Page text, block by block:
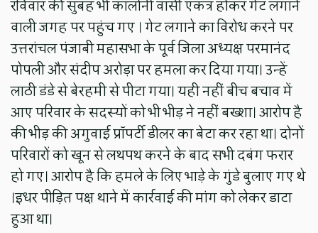
रविवार की सुबह भी कॉलोनी वासी एकत्र होकर गेट लगाने
वाली जगह पर पहुंच गए । गेट लगाने का विरोध करने पर
उत्तरांचल पंजाबी महासभा के पूर्व जिला अध्यक्ष परमानंद
पोपली और संदीप अरोड़ा पर हमला कर दिया गया। उन्हें
लाठी डंडे से बेरहमी से पीटा गया। यही नहीं बीच बचाव में
आए परिवार के सदस्यों को भी भीड़ ने नहीं बख्शा। आरोप है
की भीड़ की अगुवाई प्रॉपर्टी डीलर का बेटा कर रहा था। दोनों
परिवारों को खून से लथपथ करने के बाद सभी दबंग फरार
हो गए। आरोप है कि हमले के लिए भाड़े के गुंडे बुलाए गए थे
।इधर पीड़ित पक्ष थाने में कार्रवाई की मांग को लेकर डाटा
हुआ था।